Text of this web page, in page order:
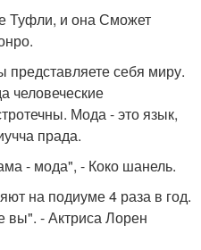
Туфли, и она Сможет
себя миру.
человеческие
Мода - это язык,
прада.
- мода", - Коко шанель.
на подиуме 4 раза в год.
вы". - Актриса Лорен